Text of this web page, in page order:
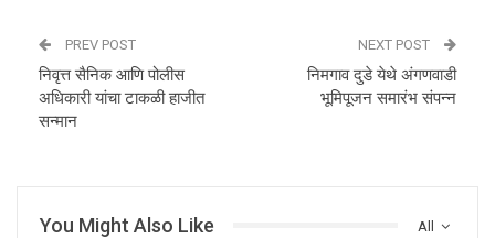
PREV POST
निवृत्त सैनिक आणि पोलीस
अधिकारी यांचा टाकळी हाजीत
सन्मान
NEXT POST
निमगाव दुडे येथे अंगणवाडी
भूमिपूजन समारंभ संपन्न
All
You Might Also Like